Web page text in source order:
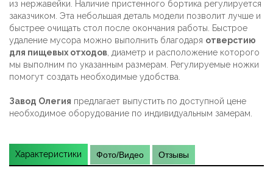
из нержавейки. Наличие пристенного бортика регулируется
заказчиком. Эта небольшая деталь модели позволит лучше и
быстрее очищать стол после окончания работы. Быстрое
удаление мусора можно выполнить благодаря отверстию
для пищевых отходов , диаметр и расположение которого
мы выполним по указанным размерам. Регулируемые ножки
помогут создать необходимые удобства.
Завод Олегия предлагает выпустить по доступной цене
необходимое оборудование по индивидуальным замерам.
Характеристики Фото/Видео Отзывы